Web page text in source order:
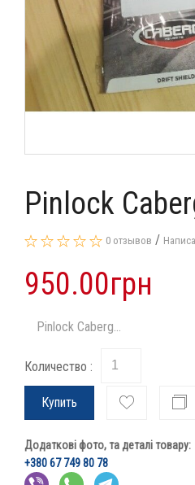
Pinlock
0 отзывов /
950.00грн
Pinlock Caberg...
Количество :
Купить
Додаткові фото, та деталі товару:
+380 67 749 80 78